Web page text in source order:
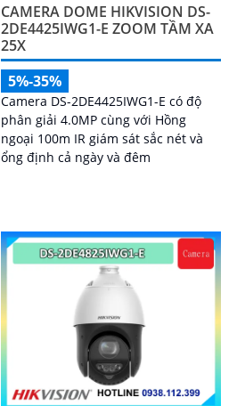
CAMERA DOME HIKVISION DS-
2DE4425IWG1-E ZOOM TẦM XA
25X
5%-35%
Camera DS-2DE4425IWG1-E có độ
phân giải 4.0MP cùng với Hồng
ngoại 100m IR giám sát sắc nét và
ổng định cả ngày và đêm